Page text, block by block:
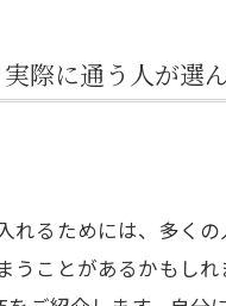
際に通う人が選
れるためには、多く
うことがあるかもし